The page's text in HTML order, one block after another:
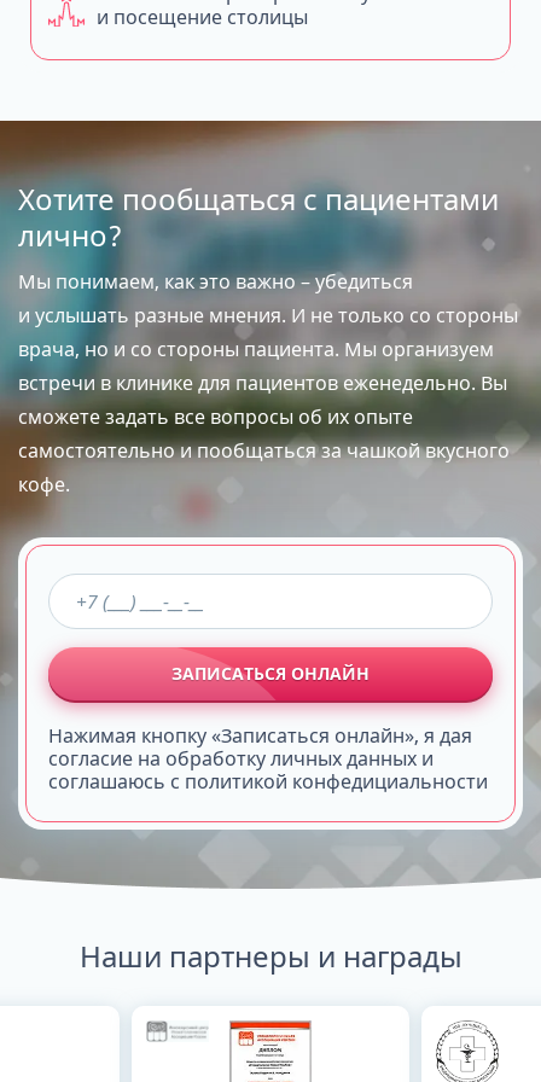
и посещение столицы
Хотите пообщаться с пациентами
лично?
Мы понимаем, как это важно – убедиться
и услышать разные мнения. И не только со стороны
врача, но и со стороны пациента. Мы организуем
встречи в клинике для пациентов еженедельно. Вы
сможете задать все вопросы об их опыте
самостоятельно и пообщаться за чашкой вкусного
кофе.
ЗАПИСАТЬСЯ ОНЛАЙН
Нажимая кнопку «Записаться онлайн», я дая
согласие на обработку личных данных и
соглашаюсь с политикой конфедициальности
Наши партнеры и награды